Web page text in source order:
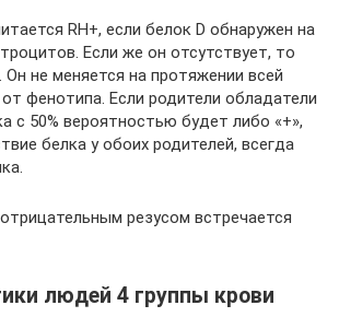
RH+, если белок D обнаружен на
Если же он отсутствует, то
не меняется на протяжении всей
фенотипа. Если родители обладатели
с 50% вероятностью будет либо «+»,
белка у обоих родителей, всегда
резусом встречается
людей 4 группы крови